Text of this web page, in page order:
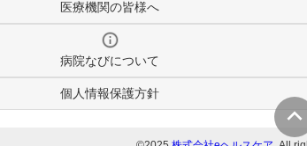
医療機関の皆様へ
病院なびについて
個人情報保護方針